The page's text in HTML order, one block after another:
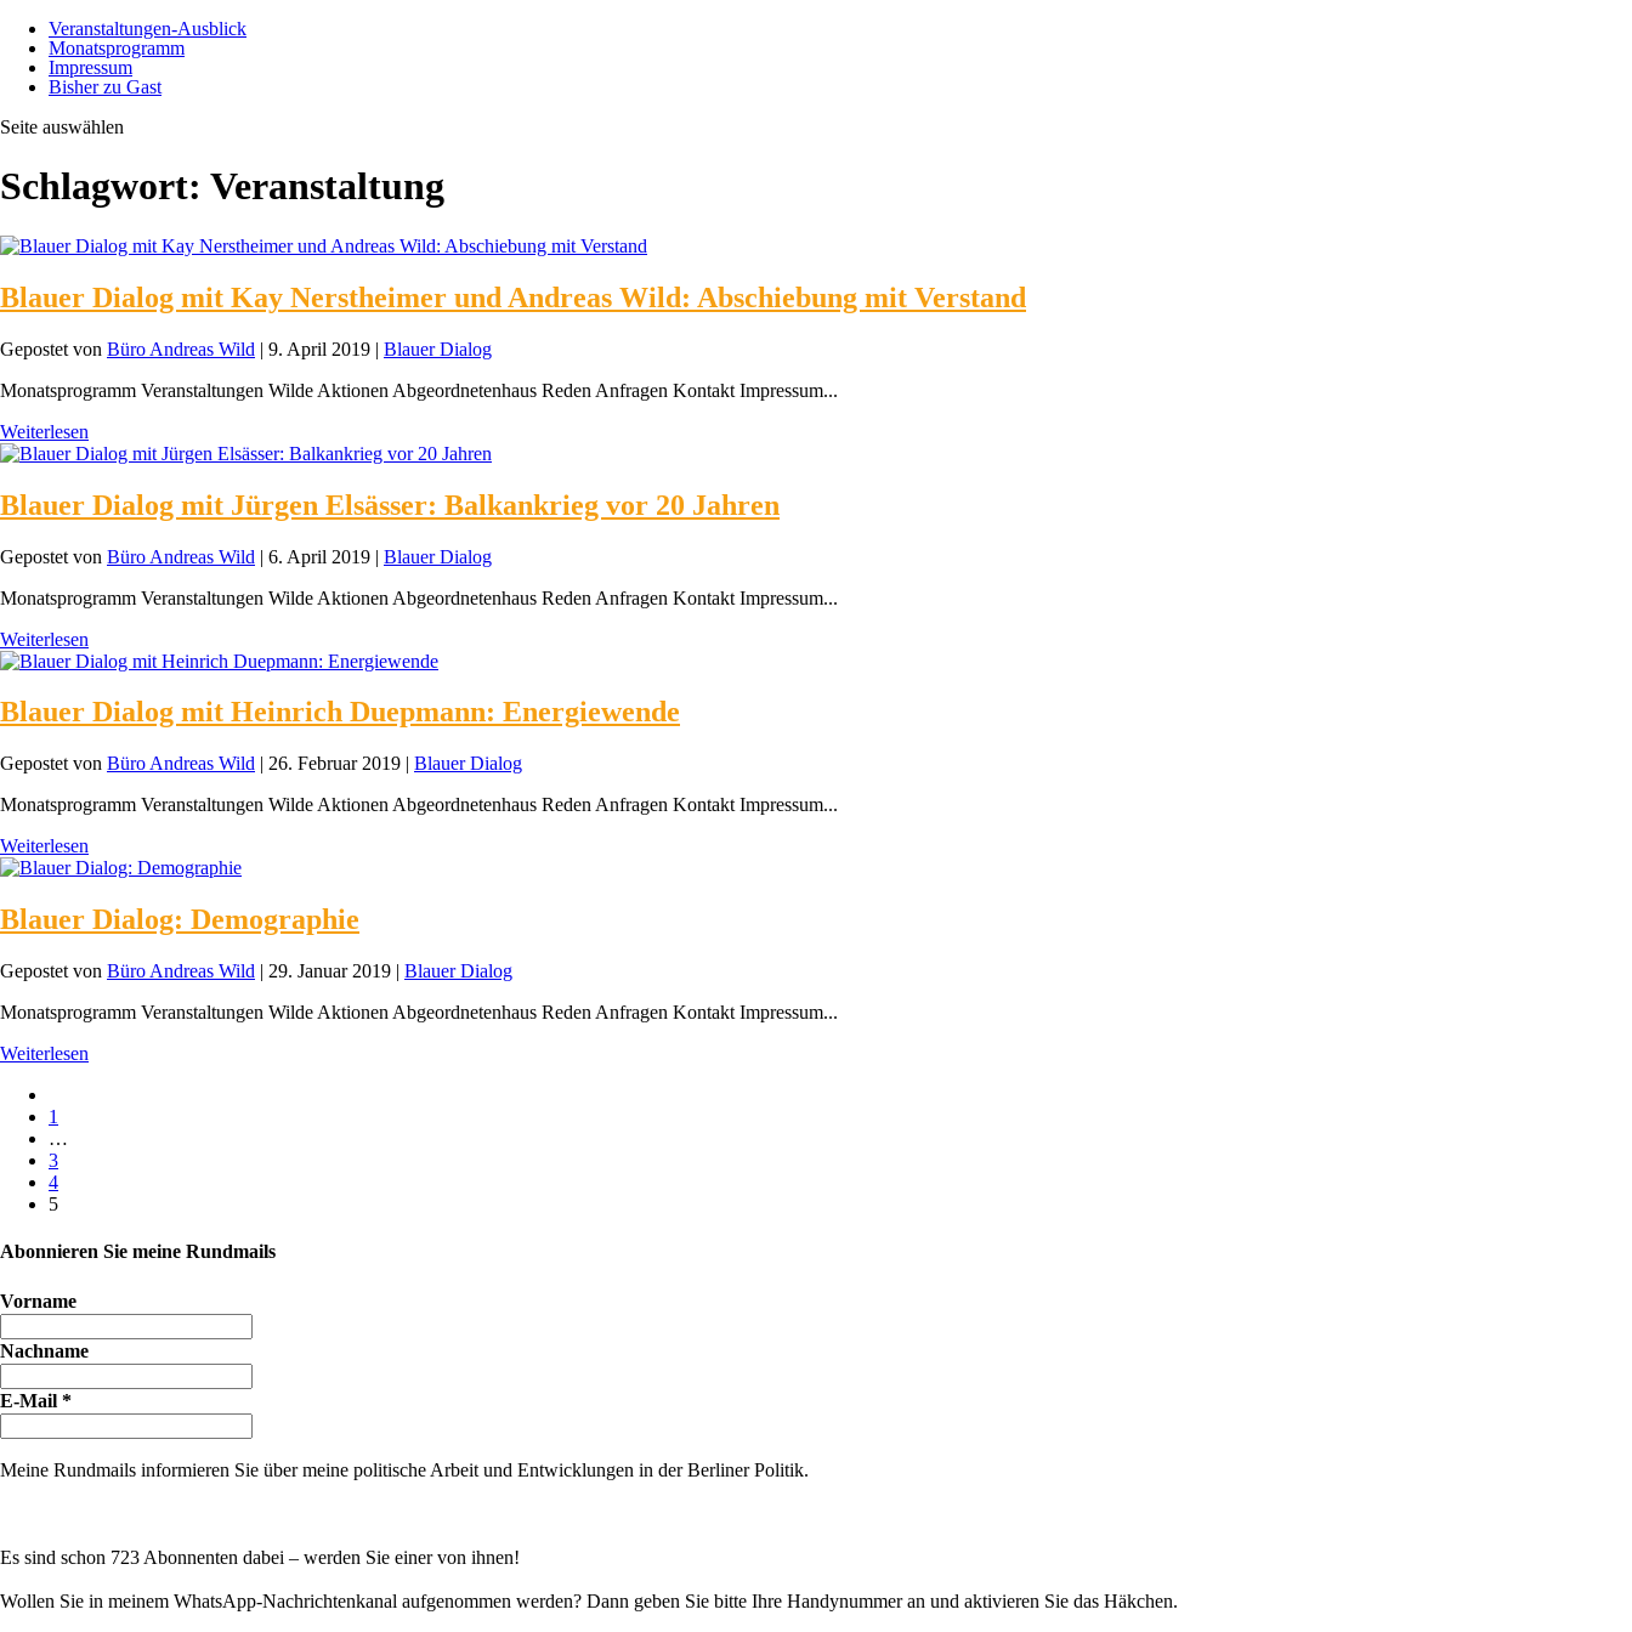
Veranstaltungen-Ausblick
Monatsprogramm
Impressum
Bisher zu Gast
Seite auswählen
Schlagwort: Veranstaltung
Blauer Dialog mit Kay Nerstheimer und Andreas Wild: Abschiebung mit Verstand
Gepostet von Büro Andreas Wild | 9. April 2019 | Blauer Dialog
Monatsprogramm Veranstaltungen Wilde Aktionen Abgeordnetenhaus Reden Anfragen Kontakt Impressum...
Weiterlesen
Blauer Dialog mit Jürgen Elsässer: Balkankrieg vor 20 Jahren
Gepostet von Büro Andreas Wild | 6. April 2019 | Blauer Dialog
Monatsprogramm Veranstaltungen Wilde Aktionen Abgeordnetenhaus Reden Anfragen Kontakt Impressum...
Weiterlesen
Blauer Dialog mit Heinrich Duepmann: Energiewende
Gepostet von Büro Andreas Wild | 26. Februar 2019 | Blauer Dialog
Monatsprogramm Veranstaltungen Wilde Aktionen Abgeordnetenhaus Reden Anfragen Kontakt Impressum...
Weiterlesen
Blauer Dialog: Demographie
Gepostet von Büro Andreas Wild | 29. Januar 2019 | Blauer Dialog
Monatsprogramm Veranstaltungen Wilde Aktionen Abgeordnetenhaus Reden Anfragen Kontakt Impressum...
Weiterlesen
1
…
3
4
5
Abonnieren Sie meine Rundmails
Vorname
Nachname
E-Mail *
Meine Rundmails informieren Sie über meine politische Arbeit und Entwicklungen in der Berliner Politik.
Es sind schon 723 Abonnenten dabei – werden Sie einer von ihnen!
Wollen Sie in meinem WhatsApp-Nachrichtenkanal aufgenommen werden? Dann geben Sie bitte Ihre Handynummer an und aktivieren Sie das Häkchen.